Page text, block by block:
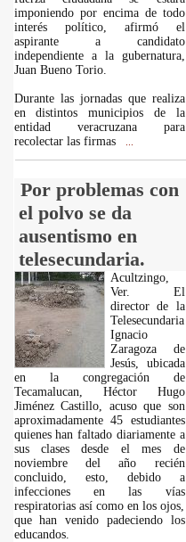
imponiendo por encima de todo
interés político, afirmó el
aspirante a candidato
independiente a la gubernatura,
Juan Bueno Torio.
Durante las jornadas que realiza
en distintos municipios de la
entidad veracruzana para
recolectar las firmas
Por problemas con
el polvo se da
ausentismo en
telesecundaria.
Acultzingo,
Ver. El
director de la
Telesecundaria
Ignacio
Zaragoza de
Jesús, ubicada
en la congregación de
Tecamalucan, Héctor Hugo
Jiménez Castillo, acuso que son
aproximadamente 45 estudiantes
quienes han faltado diariamente a
sus clases desde el mes de
noviembre del año recién
concluido, esto, debido a
infecciones en las vías
respiratorias así como en los ojos,
que han venido padeciendo los
educandos.